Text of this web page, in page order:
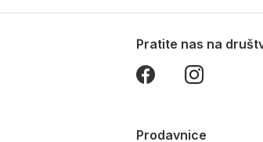
Pratite nas na
Prodavnice